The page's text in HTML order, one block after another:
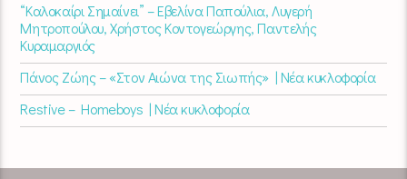
“Καλοκαίρι Σημαίνει” – Εβελίνα Παπούλια, Λυγερή
Μητροπούλου, Χρήστος Κοντογεώργης, Παντελής
Κυραμαργιός
Πάνος Ζώης – «Στον Αιώνα της Σιωπής» | Νέα κυκλοφορία
Restive – Homeboys | Νέα κυκλοφορία